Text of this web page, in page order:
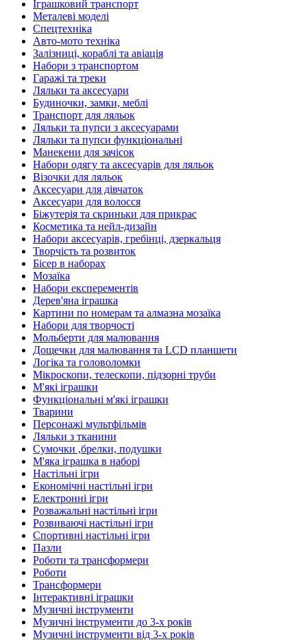
Іграшковий транспорт
Металеві моделі
Спецтехніка
Авто-мото техніка
Залізниці, кораблі та авіація
Набори з транспортом
Гаражі та треки
Ляльки та аксесуари
Будиночки, замки, меблі
Транспорт для ляльок
Ляльки та пупси з аксесуарами
Ляльки та пупси функціональні
Манекени для зачісок
Набори одягу та аксесуарів для ляльок
Візочки для ляльок
Аксесуари для дівчаток
Аксесуари для волосся
Біжутерія та скриньки для прикрас
Косметика та нейл-дизайн
Набори аксесуарів, гребінці, дзеркальця
Творчість та розвиток
Бісер в наборах
Мозаїка
Набори експерементів
Дерев'яна іграшка
Картини по номерам та алмазна мозаїка
Набори для творчості
Мольберти для малювання
Дощечки для малювання та LCD планшети
Логіка та головоломки
Мікроскопи, телескопи, підзорні труби
М'які іграшки
Функціональні м'які іграшки
Тварини
Персонажі мультфільмів
Ляльки з тканини
Сумочки ,брелки, подушки
М'яка іграшка в наборі
Настільні ігри
Економічні настільні ігри
Електронні ігри
Розважальні настільні ігри
Розвиваючі настільні ігри
Спортивні настільні ігри
Пазли
Роботи та трансформери
Роботи
Трансформери
Інтерактивні іграшки
Музичні інструменти
Музичні інструменти до 3-х років
Музичні інструменти від 3-х років